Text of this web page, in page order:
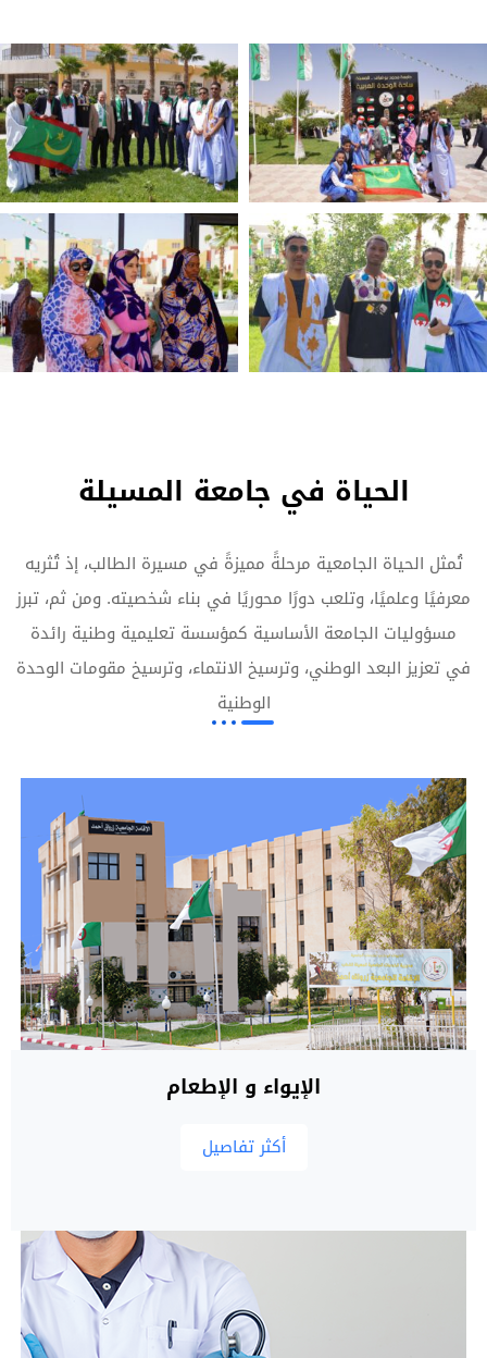
الحياة في جامعة المسيلة
تُمثل الحياة الجامعية مرحلةً مميزةً في مسيرة الطالب، إذ تُثريه
معرفيًا وعلميًا، وتلعب دورًا محوريًا في بناء شخصيته. ومن ثم، تبرز
مسؤوليات الجامعة الأساسية كمؤسسة تعليمية وطنية رائدة
في تعزيز البعد الوطني، وترسيخ الانتماء، وترسيخ مقومات الوحدة
الوطنية
الإيواء و الإطعام
أكثر تفاصيل